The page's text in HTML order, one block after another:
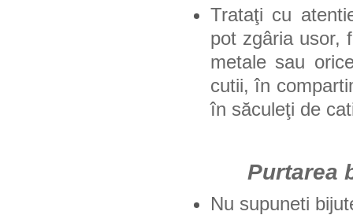
Trataţi cu
pot zgâria usor,
metale sau
cutii, în
în săculeţi de
Purtarea
Nu supuneti